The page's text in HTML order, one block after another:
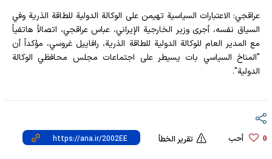
عراقجي: الاعتبارات السياسية تهيمن على الوكالة الدولية للطاقة الذرية وفي
السياق نفسه، أجرى وزير الخارجية الإيراني، عباس عراقجي، اتصالاً هاتفياً
مع المدير العام للوكالة الدولية للطاقة الذرية، رافاييل غروسي، مؤكداً أن
"المناخ السياسي بات يسيطر على اجتماعات مجلس محافظي الوكالة
الدولية".
0 أحب تقرير الخطأ